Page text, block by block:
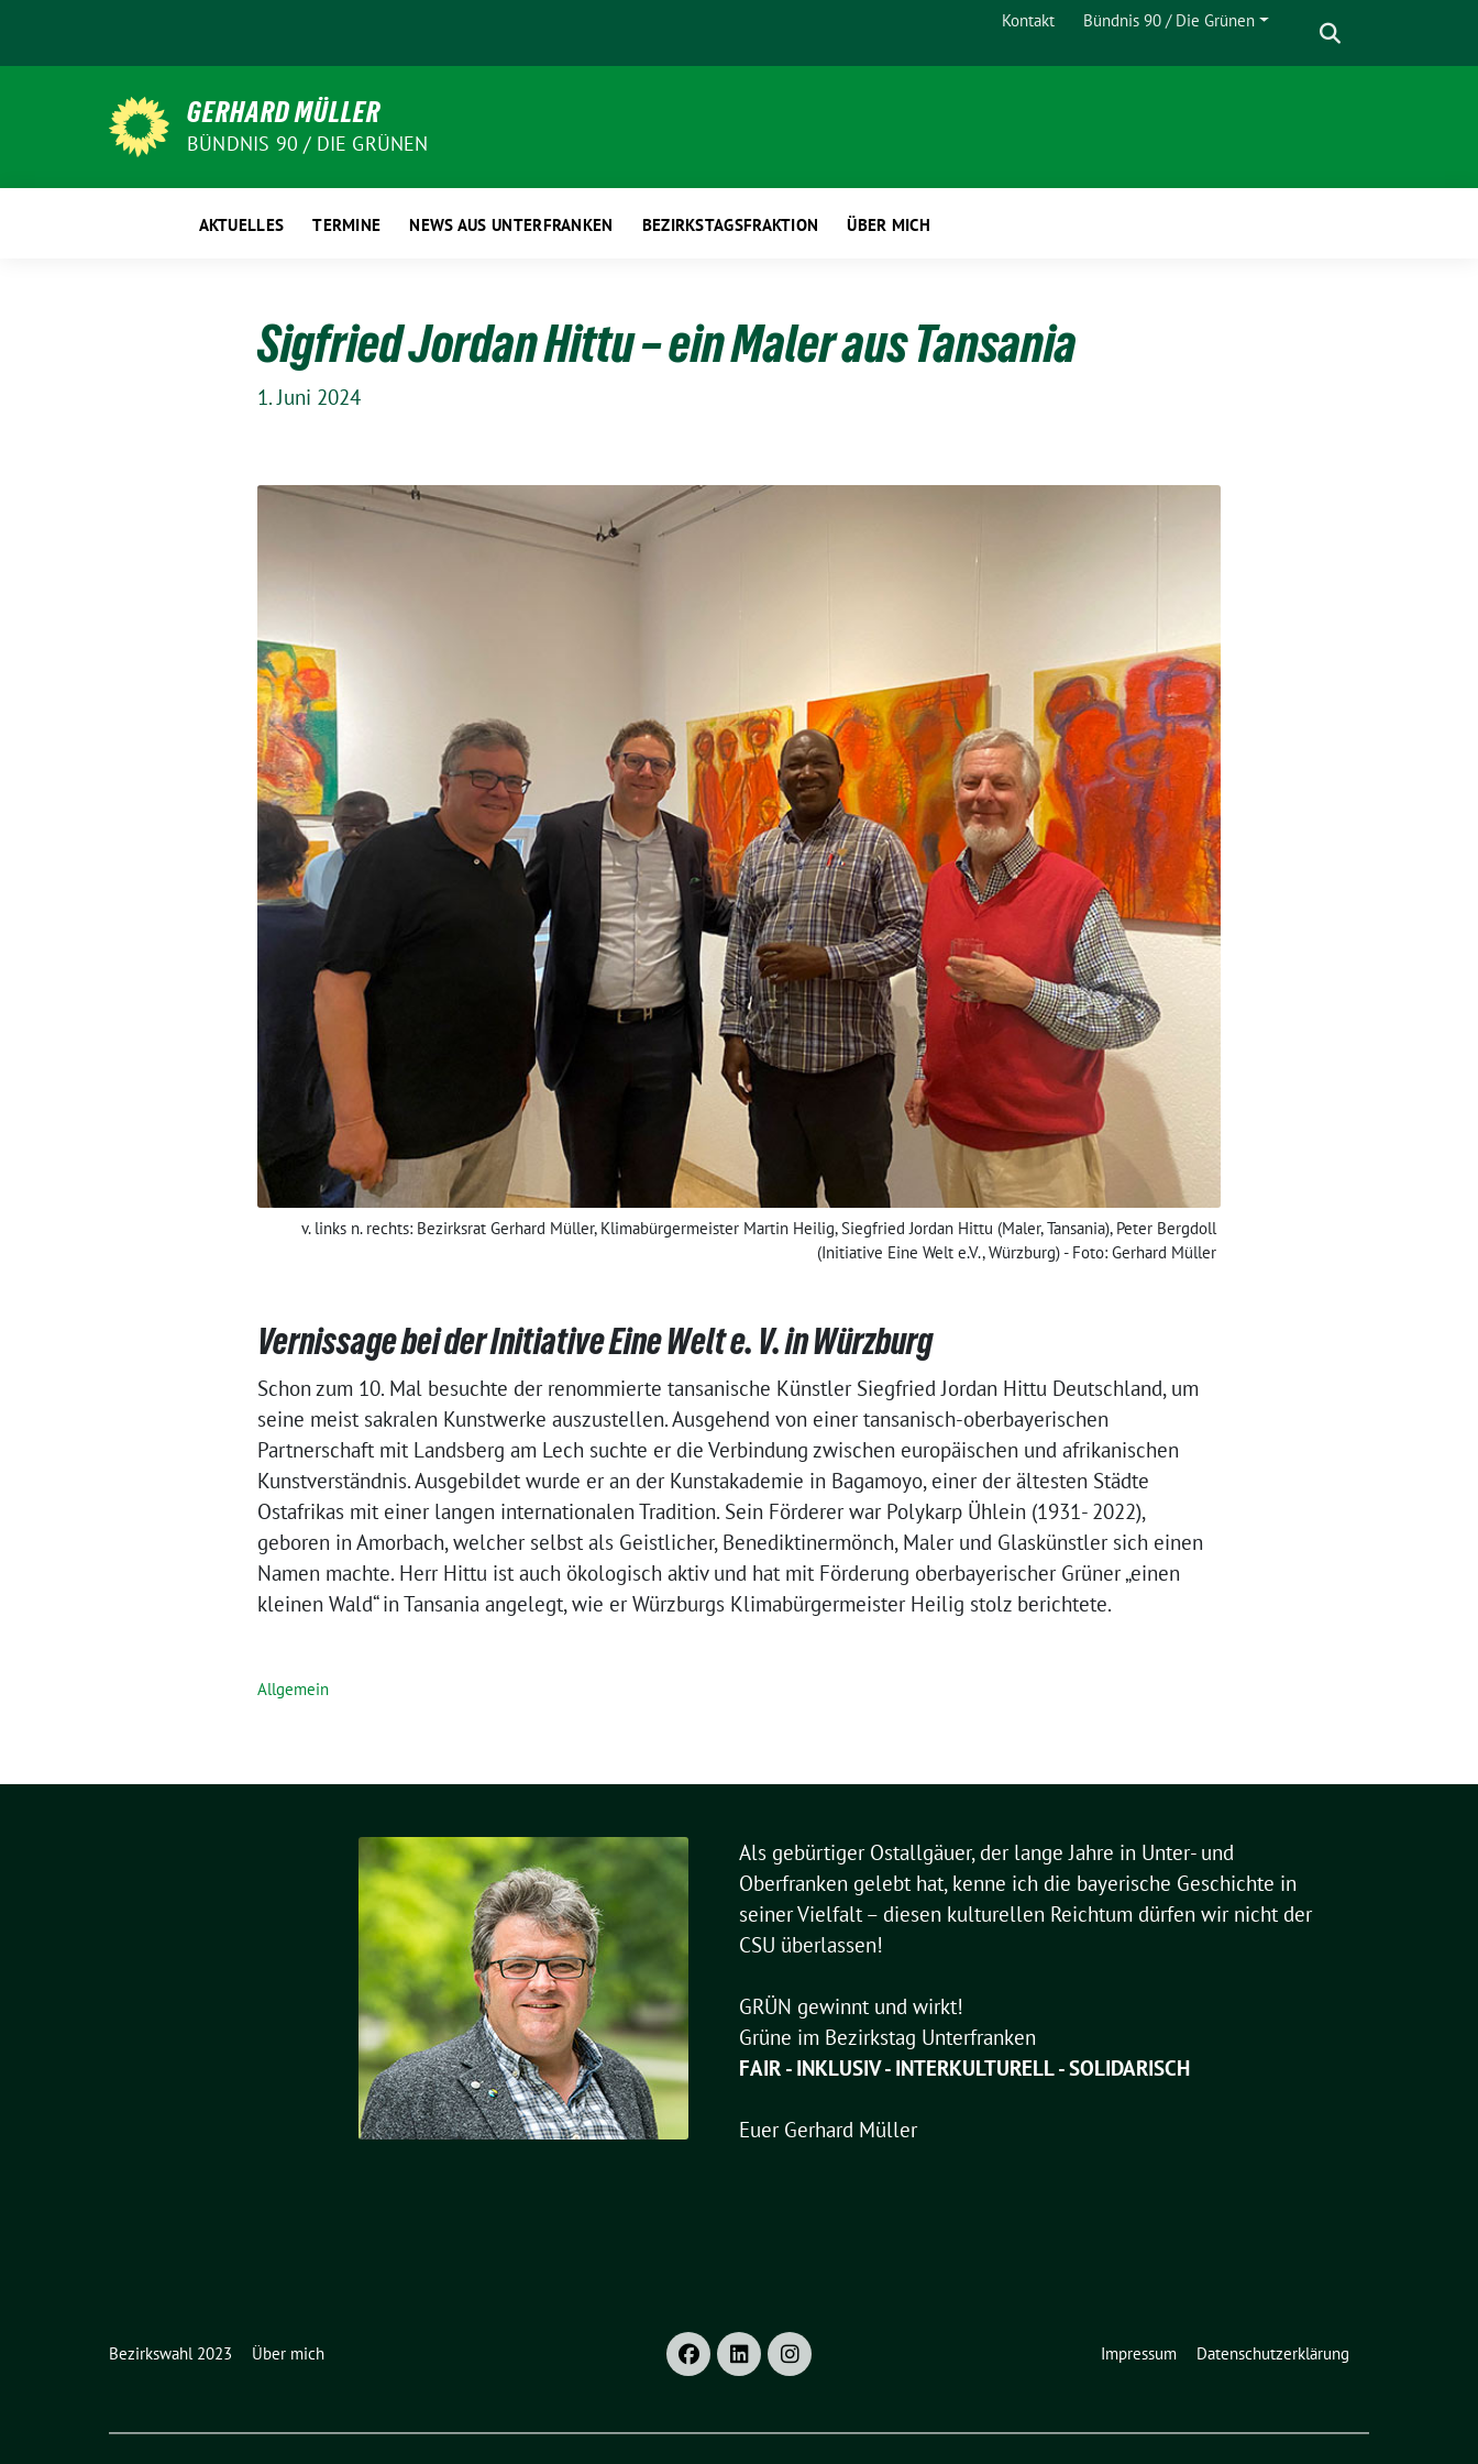
Kontakt Bündnis 90 / Die Grünen
Zeige
GERHARD MÜLLER
BÜNDNIS 90 / DIE GRÜNEN
AKTUELLES TERMINE NEWS AUS UNTERFRANKEN BEZIRKSTAGSFRAKTION ÜBER MICH
Sigfried Jordan Hittu – ein Maler aus Tansania
1. Juni 2024
v. links n. rechts: Bezirksrat Gerhard Müller, Klimabürgermeister Martin Heilig, Siegfried Jordan Hittu (Maler, Tansania), Peter Bergdoll
(Initiative Eine Welt e.V., Würzburg) - Foto: Gerhard Müller
Vernissage bei der Initiative Eine Welt e. V. in Würzburg
Schon zum 10. Mal besuchte der renommierte tansanische Künstler Siegfried Jordan Hittu Deutschland, um
seine meist sakralen Kunstwerke auszustellen. Ausgehend von einer tansanisch-oberbayerischen
Partnerschaft mit Landsberg am Lech suchte er die Verbindung zwischen europäischen und afrikanischen
Kunstverständnis. Ausgebildet wurde er an der Kunstakademie in Bagamoyo, einer der ältesten Städte
Ostafrikas mit einer langen internationalen Tradition. Sein Förderer war Polykarp Ühlein (1931- 2022),
geboren in Amorbach, welcher selbst als Geistlicher, Benediktinermönch, Maler und Glaskünstler sich einen
Namen machte. Herr Hittu ist auch ökologisch aktiv und hat mit Förderung oberbayerischer Grüner „einen
kleinen Wald“ in Tansania angelegt, wie er Würzburgs Klimabürgermeister Heilig stolz berichtete.
Allgemein
Als gebürtiger Ostallgäuer, der lange Jahre in Unter- und
Oberfranken gelebt hat, kenne ich die bayerische Geschichte in
seiner Vielfalt – diesen kulturellen Reichtum dürfen wir nicht der
CSU überlassen!
GRÜN gewinnt und wirkt!
Grüne im Bezirkstag Unterfranken
FAIR - INKLUSIV - INTERKULTURELL - SOLIDARISCH
Euer Gerhard Müller
Bezirkswahl 2023 Über mich Impressum Datenschutzerklärung